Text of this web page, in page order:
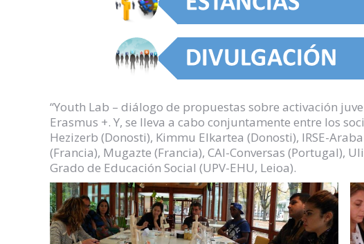
“Youth Lab – diálogo de propuestas sobre activación
Erasmus +. Y, se lleva a cabo conjuntamente entre los
Hezizerb (Donosti), Kimmu Elkartea (Donosti), IRSE-
(Francia), Mugazte (Francia), CAI-Conversas (Portugal),
Grado de Educación Social (UPV-EHU, Leioa).